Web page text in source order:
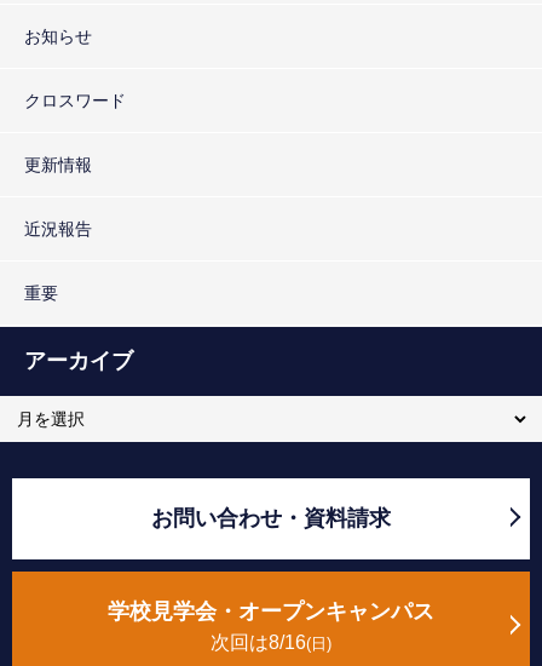
お知らせ
クロスワード
更新情報
近況報告
重要
アーカイブ
お問い合わせ・資料請求
学校見学会・オープンキャンパス
次回は8/16 日